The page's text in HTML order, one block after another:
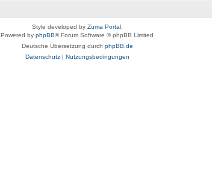
Style developed by Zuma Portal,
Powered by phpBB® Forum Software © phpBB Limited
Deutsche Übersetzung durch phpBB.de
Datenschutz| Nutzungsbedingungen